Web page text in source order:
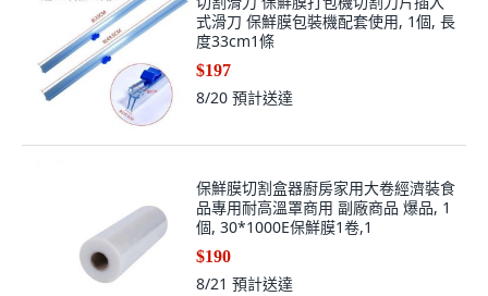
式滑刀 保鮮膜包裝機配套使用, 1個, 長
度33cm1條
$197
8/20 預計送達
保鮮膜切割盒器廚房家用大卷經濟裝食
品專用耐高溫罩商用 副廠商品 爆品, 1
個, 30*1000E保鮮膜1卷,1
$190
8/21 預計送達